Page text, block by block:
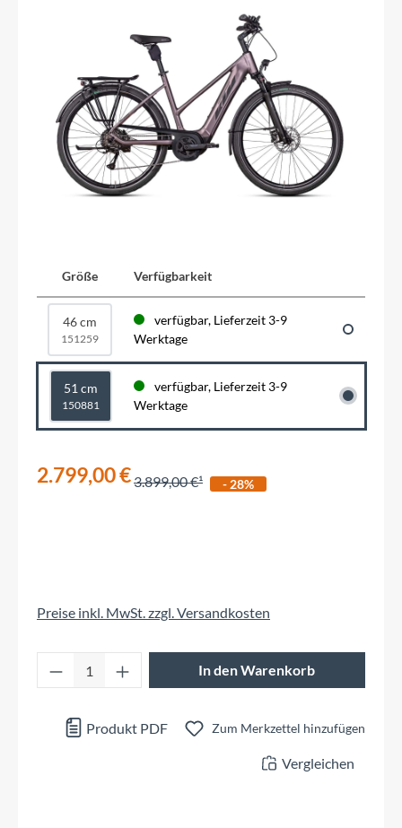
Größe Verfügbarkeit
46 cm
151259
verfügbar, Lieferzeit 3-9
Werktage
51 cm
150881
verfügbar, Lieferzeit 3-9
Werktage
2.799,00 €3.899,00 € - 28%
Preise inkl. MwSt. zzgl. Versandkosten
Produkt Anzahl: Gib den gewünschten
In den Warenkorb
Produkt PDF Zum Merkzettel hinzufügen
Vergleichen